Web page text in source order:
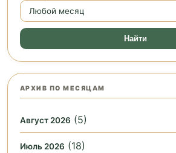
Найти
АРХИВ ПО МЕСЯЦАМ
Август 2026 (5)
Июль 2026 (18)